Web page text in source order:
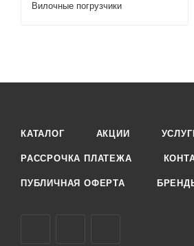
Вилочные погрузчики
КАТАЛОГ АКЦИИ
РАССРОЧКА ПЛАТЕЖА
ПУБЛИЧНАЯ ОФЕРТА